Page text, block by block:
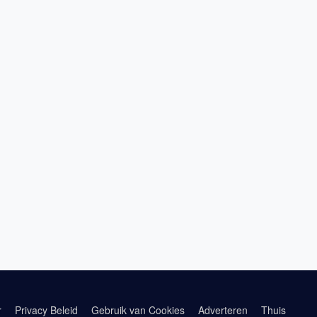
Privacy Beleid Gebruik van Cookies Adverteren Thuis